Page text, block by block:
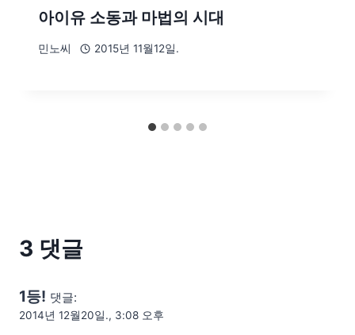
아이유 소동과 마법의 시대
민노씨 2015년 11월12일.
3 댓글
1등! 댓글:
2014년 12월20일., 3:08 오후